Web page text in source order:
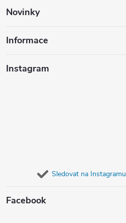
Novinky
Informace
Instagram
Sledovat na Instagramu
Facebook